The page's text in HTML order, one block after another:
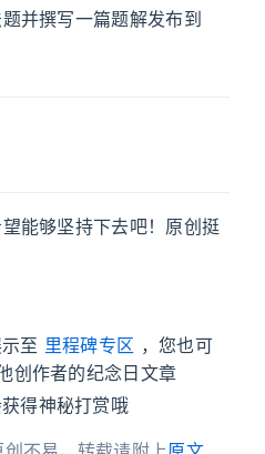
并撰写一篇题解发布到
能够坚持下去吧！原创挺
至 里程碑专区 ，您也可
创作者的纪念日文章
得神秘打赏哦